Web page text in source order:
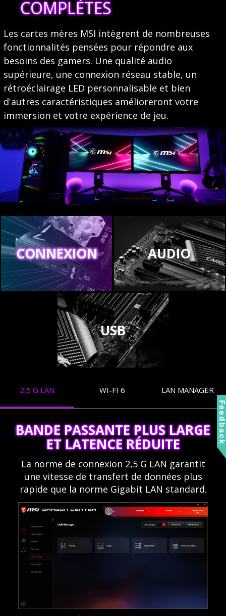
COMPLÈTES
Les cartes mères MSI intègrent de nombreuses
fonctionnalités pensées pour répondre aux
besoins des gamers. Une qualité audio
supérieure, une connexion réseau stable, un
rétroéclairage LED personnalisable et bien
d'autres caractéristiques amélioreront votre
immersion et votre expérience de jeu.
CONNEXION AUDIO
USB
2,5 G LAN WI-FI 6 LAN MANAGER
BANDE PASSANTE PLUS LARGE
ET LATENCE RÉDUITE
La norme de connexion 2,5 G LAN garantit
une vitesse de transfert de données plus
rapide que la norme Gigabit LAN standard.